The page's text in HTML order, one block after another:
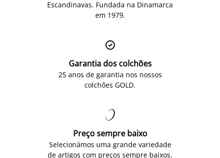
Escandinavas. Fundada na Dinamarca
em 1979.

Garantia dos colchões
25 anos de garantia nos nossos
colchões GOLD.

Preço sempre baixo
Selecionámos uma grande variedade
de artigos com preços sempre baixos.